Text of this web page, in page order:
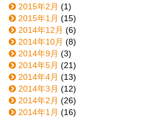
2015年2月 (1)
2015年1月 (15)
2014年12月 (6)
2014年10月 (8)
2014年9月 (3)
2014年5月 (21)
2014年4月 (13)
2014年3月 (12)
2014年2月 (26)
2014年1月 (16)